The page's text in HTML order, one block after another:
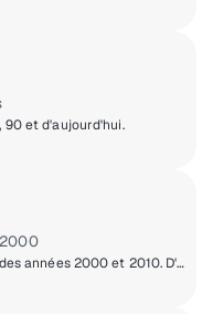
90 et d'aujourd'hui.
2000
Écoutez les vibrations R&B des années 2000 et 2010. D'Usher à SZA, c'est tous les hits R&B depuis le tournant du millénaire !